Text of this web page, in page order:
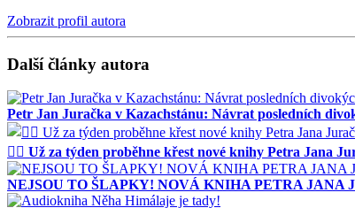
Zobrazit profil autora
Další články autora
Petr Jan Juračka v Kazachstánu: Návrat posledních
🚴‍♂️ Už za týden proběhne křest nové knihy Petra Jana
NEJSOU TO ŠLAPKY! NOVÁ KNIHA PETRA JANA